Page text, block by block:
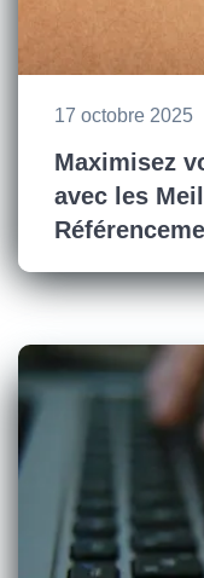
17 octobre 2025
Maximisez
avec les